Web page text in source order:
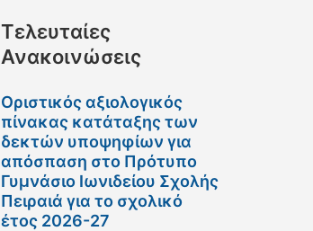
Τελευταίες
Ανακοινώσεις
Οριστικός αξιολογικός
πίνακας κατάταξης των
δεκτών υποψηφίων για
απόσπαση στο Πρότυπο
Γυμνάσιο Ιωνιδείου Σχολής
Πειραιά για το σχολικό
έτος 2026-27